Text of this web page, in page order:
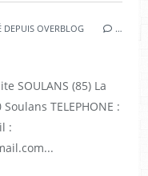
DEPUIS OVERBLOG …
SOULANS (85) La
TELEPHONE :
: